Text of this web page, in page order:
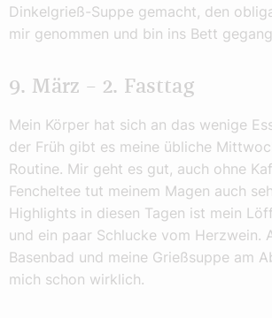
Dinkelgrieß-Suppe gemacht, den
mir genommen und bin ins Bett
9. März – 2. Fasttag
Mein Körper hat sich an das wenige
der Früh gibt es meine übliche
Routine. Mir geht es gut, auch ohne
Fencheltee tut meinem Magen auch
Highlights in diesen Tagen ist mein
und ein paar Schlucke vom Herzwein.
Basenbad und meine Grießsuppe am
mich schon wirklich.